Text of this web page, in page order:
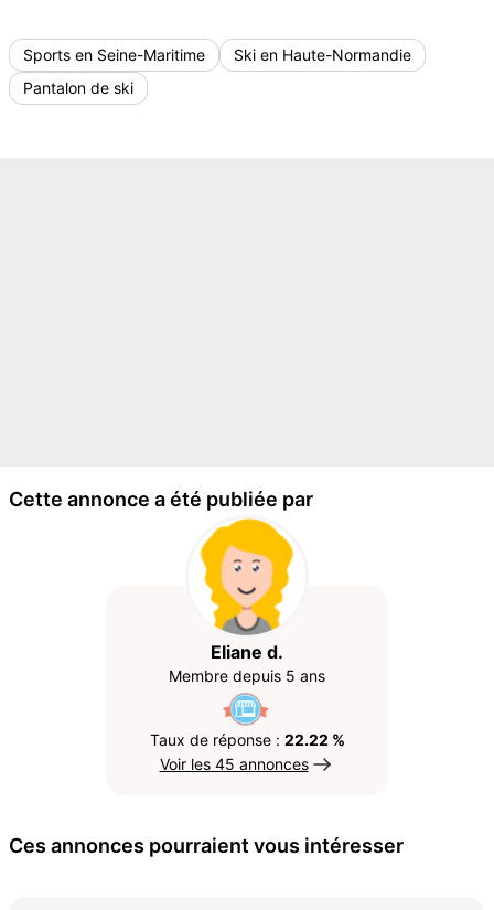
Sports en Seine-Maritime
Ski en Haute-Normandie
Pantalon de ski
Cette annonce a été publiée par
Eliane d.
Membre depuis 5 ans
Taux de réponse : 22.22 %
Voir les 45 annonces
Ces annonces pourraient vous intéresser